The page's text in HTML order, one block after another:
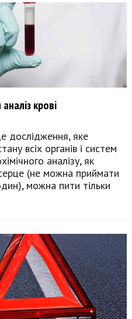
крові
дослідження, яке
всіх органів і систем
аналізу, як
(не можна приймати
можна пити тільки